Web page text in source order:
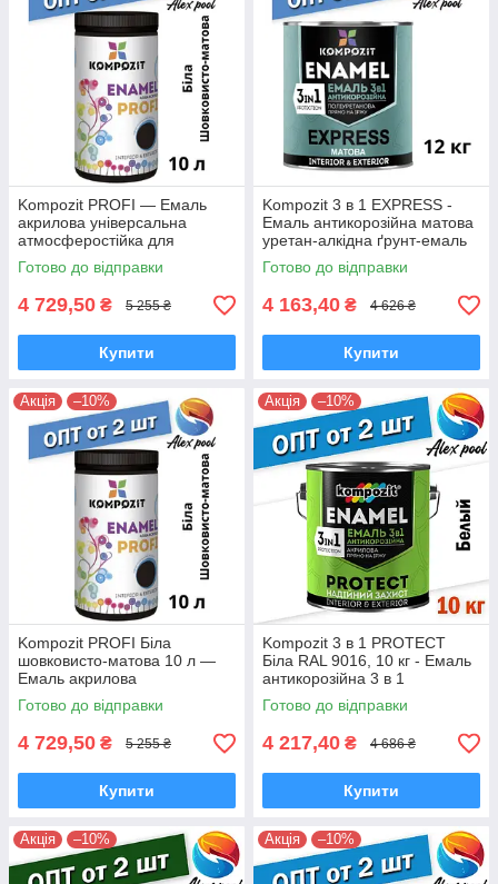
Kompozit PROFI — Емаль
акрилова універсальна
атмосферостійка для
дерев'яних, металевих і
мінеральних поверхонь
Готово до відправки
4 729,50 ₴ 5 255 ₴
Купити
Kompozit 3 в 1 EXPRESS -
Емаль антикорозійна матова
уретан-алкідна ґрунт-емаль
Готово до відправки
4 163,40 ₴ 4 626 ₴
Купити
Акція –10%
Kompozit PROFI Біла
шовковисто-матова 10 л —
Емаль акрилова
Готово до відправки
4 729,50 ₴ 5 255 ₴
Купити
Акція –10%
Kompozit 3 в 1 PROTECT
Біла RAL 9016, 10 кг - Емаль
антикорозійна 3 в 1
універсальна
Готово до відправки
4 217,40 ₴ 4 686 ₴
Купити
Акція –10% Акція –10%